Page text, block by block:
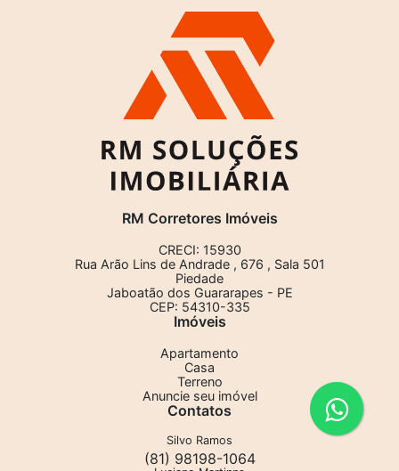
RM Corretores Imóveis
CRECI: 15930
Rua Arão Lins de Andrade , 676 , Sala 501
Piedade
Jaboatão dos Guararapes - PE
CEP: 54310-335
Imóveis
Apartamento
Casa
Terreno
Anuncie seu imóvel
Contatos
Silvo Ramos
(81) 98198-1064